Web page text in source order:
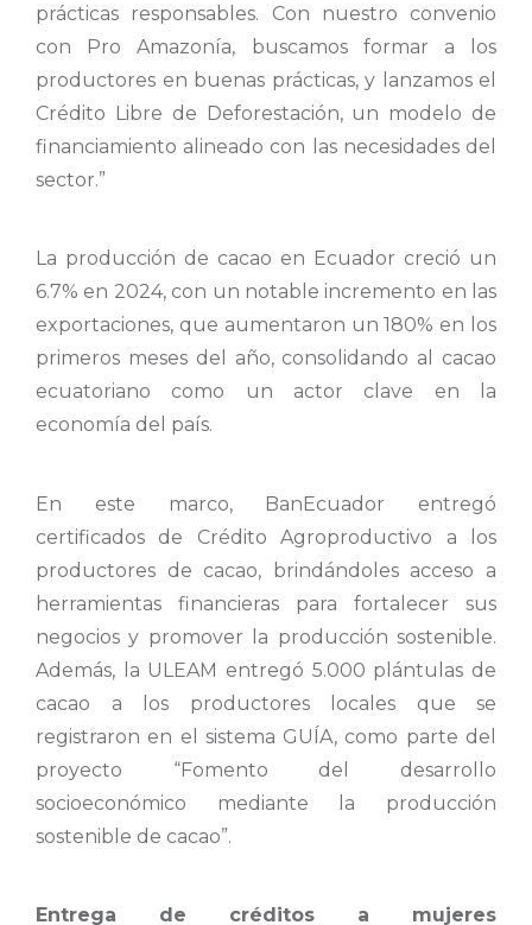
prácticas responsables. Con nuestro convenio
con Pro Amazonía, buscamos formar a los
productores en buenas prácticas, y lanzamos el
Crédito Libre de Deforestación, un modelo de
financiamiento alineado con las necesidades del
sector.”
La producción de cacao en Ecuador creció un
6.7% en 2024, con un notable incremento en las
exportaciones, que aumentaron un 180% en los
primeros meses del año, consolidando al cacao
ecuatoriano como un actor clave en la
economía del país.
En este marco, BanEcuador entregó
certificados de Crédito Agroproductivo a los
productores de cacao, brindándoles acceso a
herramientas financieras para fortalecer sus
negocios y promover la producción sostenible.
Además, la ULEAM entregó 5.000 plántulas de
cacao a los productores locales que se
registraron en el sistema GUÍA, como parte del
proyecto “Fomento del desarrollo
socioeconómico mediante la producción
sostenible de cacao”.
Entrega de créditos a mujeres